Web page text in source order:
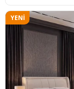
YENI
ÜRÜN